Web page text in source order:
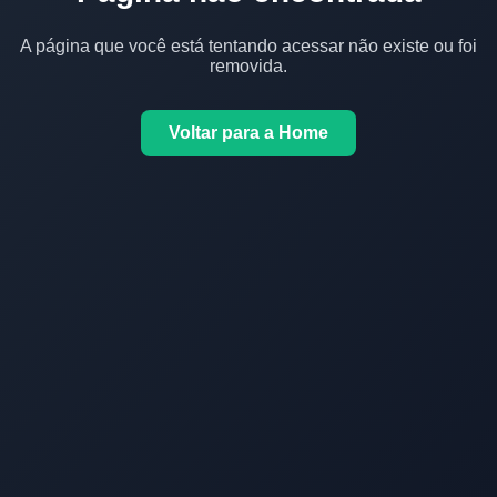
A página que você está tentando acessar não existe ou foi
removida.
Voltar para a Home